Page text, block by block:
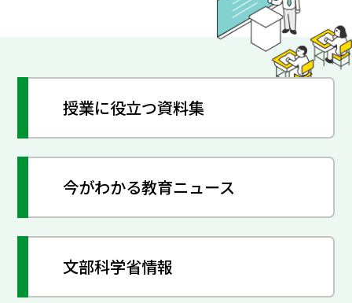
授業に役立つ資料集
今がわかる教育ニュース
文部科学省情報